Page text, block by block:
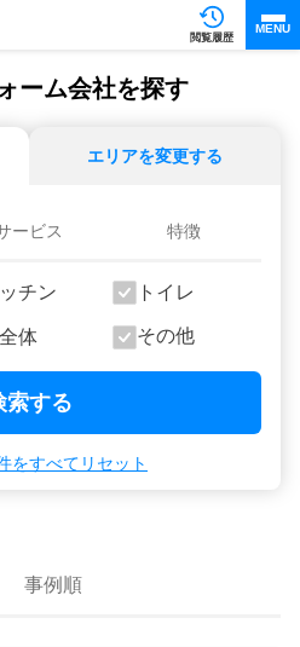
閲覧履歴
MENU
ーム会社を探す
エリアを変更する
ービス 特徴
チン トイレ
体 その他
索する
をすべてリセット
事例順